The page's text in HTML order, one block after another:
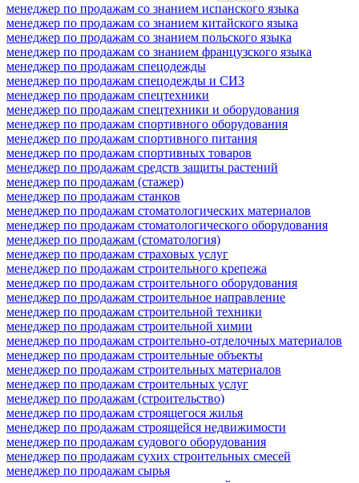
менеджер по продажам со знанием испанского языка
менеджер по продажам со знанием китайского языка
менеджер по продажам со знанием польского языка
менеджер по продажам со знанием французского языка
менеджер по продажам спецодежды
менеджер по продажам спецодежды и СИЗ
менеджер по продажам спецтехники
менеджер по продажам спецтехники и оборудования
менеджер по продажам спортивного оборудования
менеджер по продажам спортивного питания
менеджер по продажам спортивных товаров
менеджер по продажам средств защиты растений
менеджер по продажам (стажер)
менеджер по продажам станков
менеджер по продажам стоматологических материалов
менеджер по продажам стоматологического оборудования
менеджер по продажам (стоматология)
менеджер по продажам страховых услуг
менеджер по продажам строительного крепежа
менеджер по продажам строительного оборудования
менеджер по продажам строительное направление
менеджер по продажам строительной техники
менеджер по продажам строительной химии
менеджер по продажам строительно-отделочных материалов
менеджер по продажам строительные объекты
менеджер по продажам строительных материалов
менеджер по продажам строительных услуг
менеджер по продажам (строительство)
менеджер по продажам строящегося жилья
менеджер по продажам строящейся недвижимости
менеджер по продажам судового оборудования
менеджер по продажам сухих строительных смесей
менеджер по продажам сырья